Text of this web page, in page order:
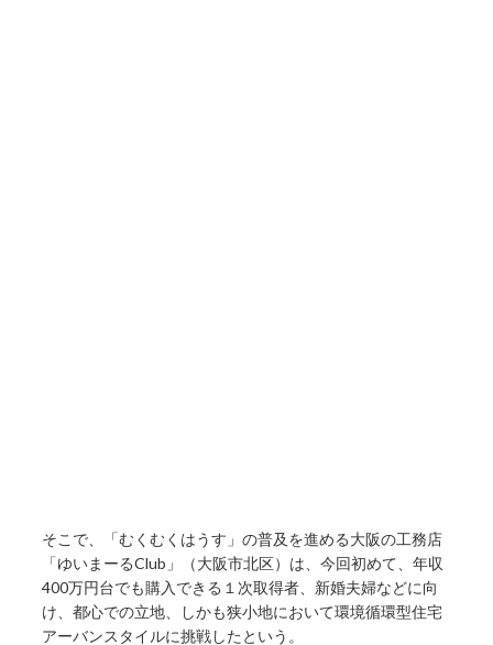
そこで、「むくむくはうす」の普及を進める大阪の工務店
「ゆいまーるClub」（大阪市北区）は、今回初めて、年収
400万円台でも購入できる１次取得者、新婚夫婦などに向
け、都心での立地、しかも狭小地において環境循環型住宅
アーバンスタイルに挑戦したという。